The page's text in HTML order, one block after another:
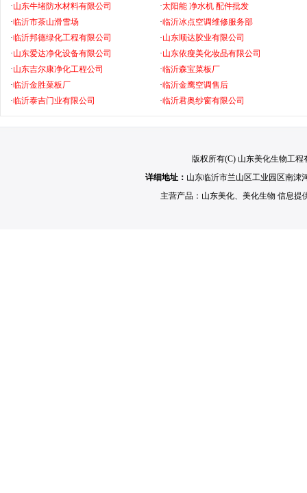
·山东牛堵防水材料有限公司 ·太阳能 净水机 配件批发
·临沂市茶山滑雪场 ·临沂冰点空调维修服务部
·临沂邦德绿化工程有限公司 ·山东顺达胶业有限公司
·山东爱达净化设备有限公司 ·山东依瘦美化妆品有限公司
·山东吉尔康净化工程公司 ·临沂森宝菜板厂
·临沂金胜菜板厂 ·临沂金鹰空调售后
·临沂泰吉门业有限公司 ·临沂君奥纱窗有限公司
版权所有(C) 山东美化生物工程
详细地址： 山东临沂市兰山区工业园区南涑
主营产品： 山东美化、 美化生物 信息提